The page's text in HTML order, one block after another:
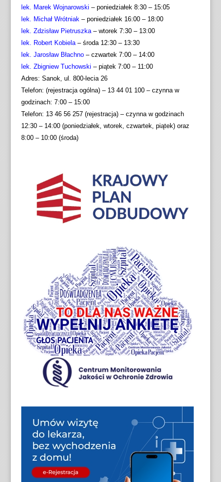
lek. Marek Wojnarowski – poniedziałek 8:30 – 15:05
lek. Michał Wrótniak– poniedziałek 16:00 – 18:00
lek. Zdzisław Pietruszka– wtorek 7:30 – 13:00
lek. Robert Kobiela– środa 12:30 – 13:30
lek. Jarosław Błachno– czwartek 7:00 – 14:00
lek. Zbigniew Tuchowski – piątek 7:00 – 11:00
Adres: Sanok, ul. 800-lecia 26
Telefon: (rejestracja ogólna) – 13 44 01 100 – czynna w
godzinach: 7:00 – 15:00
Telefon: 13 46 56 257 (rejestracja) – czynna w godzinach
12:30 – 14:00 (poniedziałek, wtorek, czwartek, piątek) oraz
8:00 – 10:00 (środa)